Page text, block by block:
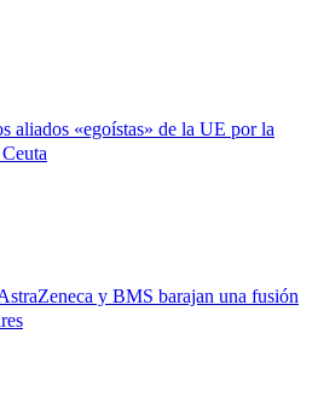
aliados «egoístas» de la UE por la
y BMS barajan una fusión